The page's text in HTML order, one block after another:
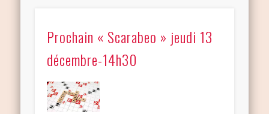
Prochain « Scarabeo » jeudi 13
décembre-14h30